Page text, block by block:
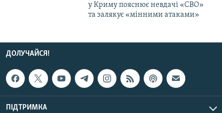
у Криму пояснює невдачі «СВО»
та залякує «мінними атаками»
ДОЛУЧАЙСЯ!
ПІДТРИМКА